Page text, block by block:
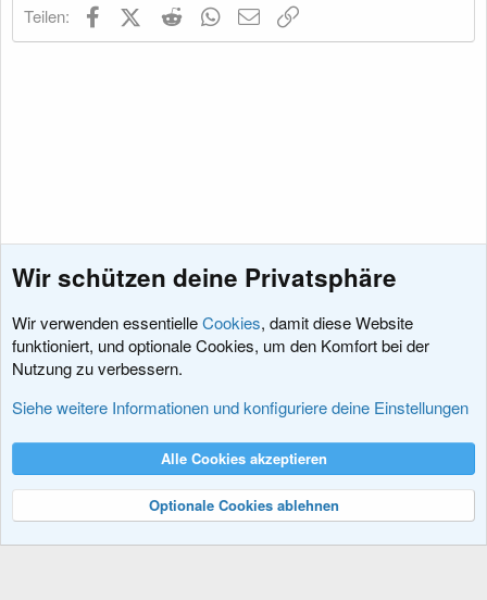
Teilen: FacebookX (Twitter)
Reddit WhatsApp
E-Mail
Feedback zu xenDACH
Nutzungsbedingungen Datenschutz
R
Community platform by XenForo® © 2010-2024 XenForo Ltd.
Wir schützen deine Privatsphäre
Wir verwenden essentielleCookies, damit diese Website
funktioniert, und optionale Cookies, um den Komfort bei der
Nutzung zu verbessern.
Siehe weitere Informationen und konfiguriere deine Einstellungen
Alle Cookies akzeptieren
Optionale Cookies ablehnen